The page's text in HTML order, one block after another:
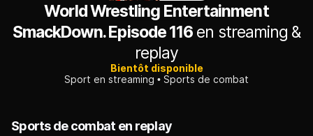
World Wrestling Entertainment
SmackDown. Episode 116 en streaming &
replay
Bientôt disponible
Sport en streaming
Sports de combat
Sports de combat en replay